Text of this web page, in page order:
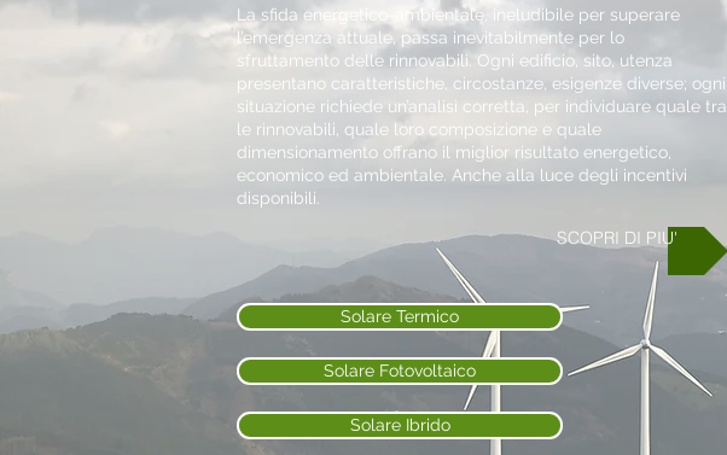
La sfida energetico-ambientale, ineludibile per superare
l’emergenza attuale, passa inevitabilmente per lo
sfruttamento delle rinnovabili. Ogni edificio, sito, utenza
presentano caratteristiche, circostanze, esigenze diverse; ogni
situazione richiede un’analisi corretta, per individuare quale tra
le rinnovabili, quale loro composizione e quale
dimensionamento offrano il miglior risultato energetico,
economico ed ambientale. Anche alla luce degli incentivi
disponibili.
SCOPRI DI PIU'
Solare Termico
Solare Fotovoltaico
Solare Ibrido